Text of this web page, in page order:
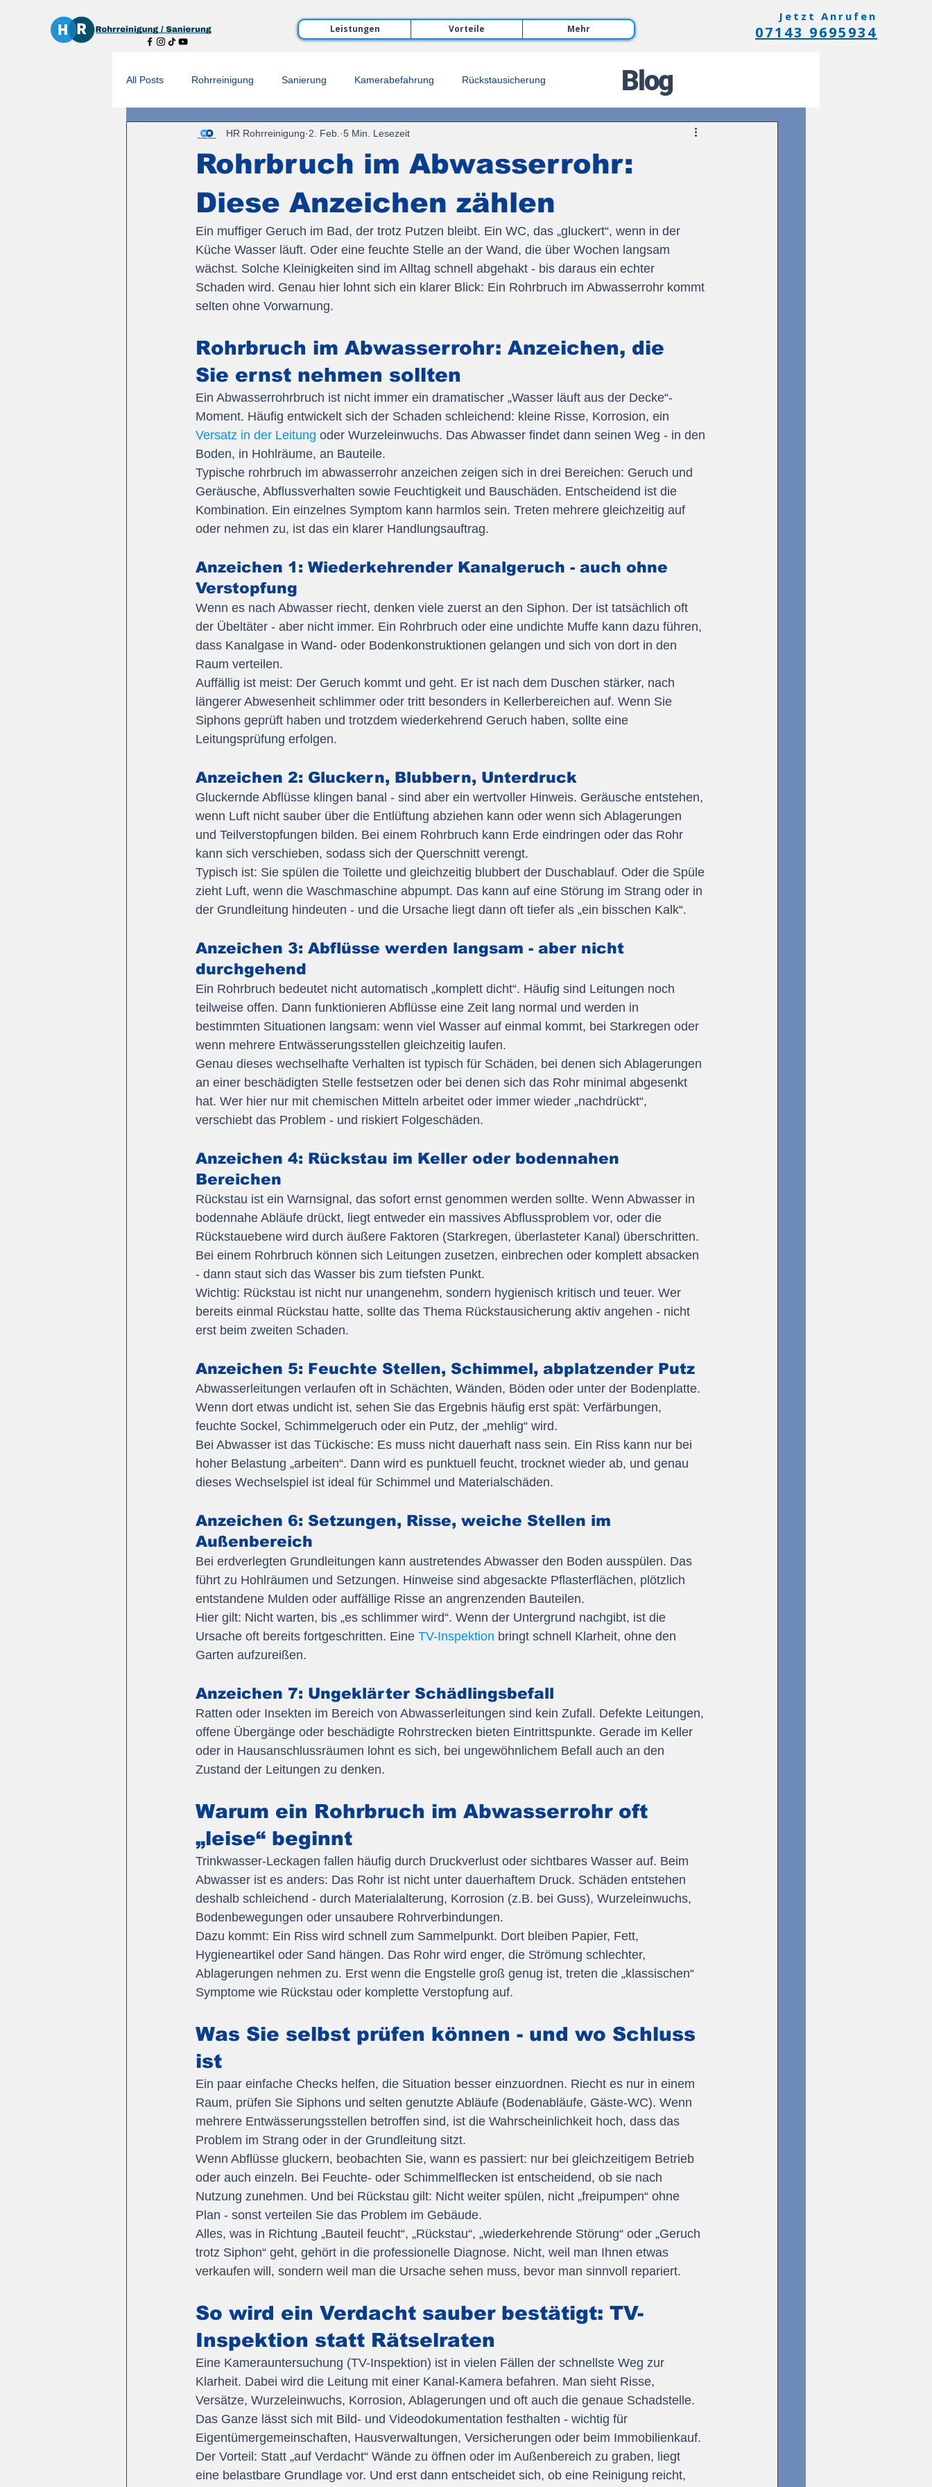
Jetzt Anrufen
07143 9695934
Leistungen Vorteile Mehr
All Posts Rohrreinigung Sanierung Kamerabefahrung Rückstausicherung
Rohrbruch im Abwasserrohr:
Diese Anzeichen zählen
HR Rohrreinigung 2. Feb. 5 Min. Lesezeit
Ein muffiger Geruch im Bad, der trotz Putzen bleibt. Ein WC, das „gluckert“, wenn in der
Küche Wasser läuft. Oder eine feuchte Stelle an der Wand, die über Wochen langsam
wächst. Solche Kleinigkeiten sind im Alltag schnell abgehakt - bis daraus ein echter
Schaden wird. Genau hier lohnt sich ein klarer Blick: Ein Rohrbruch im Abwasserrohr kommt
selten ohne Vorwarnung.
Rohrbruch im Abwasserrohr: Anzeichen, die
Sie ernst nehmen sollten
Ein Abwasserrohrbruch ist nicht immer ein dramatischer „Wasser läuft aus der Decke“-
Moment. Häufig entwickelt sich der Schaden schleichend: kleine Risse, Korrosion, ein
Versatz in der Leitung oder Wurzeleinwuchs. Das Abwasser findet dann seinen Weg - in den
Boden, in Hohlräume, an Bauteile.
Typische rohrbruch im abwasserrohr anzeichen zeigen sich in drei Bereichen: Geruch und
Geräusche, Abflussverhalten sowie Feuchtigkeit und Bauschäden. Entscheidend ist die
Kombination. Ein einzelnes Symptom kann harmlos sein. Treten mehrere gleichzeitig auf
oder nehmen zu, ist das ein klarer Handlungsauftrag.
Anzeichen 1: Wiederkehrender Kanalgeruch - auch ohne
Verstopfung
Wenn es nach Abwasser riecht, denken viele zuerst an den Siphon. Der ist tatsächlich oft
der Übeltäter - aber nicht immer. Ein Rohrbruch oder eine undichte Muffe kann dazu führen,
dass Kanalgase in Wand- oder Bodenkonstruktionen gelangen und sich von dort in den
Raum verteilen.
Auffällig ist meist: Der Geruch kommt und geht. Er ist nach dem Duschen stärker, nach
längerer Abwesenheit schlimmer oder tritt besonders in Kellerbereichen auf. Wenn Sie
Siphons geprüft haben und trotzdem wiederkehrend Geruch haben, sollte eine
Leitungsprüfung erfolgen.
Anzeichen 2: Gluckern, Blubbern, Unterdruck
Gluckernde Abflüsse klingen banal - sind aber ein wertvoller Hinweis. Geräusche entstehen,
wenn Luft nicht sauber über die Entlüftung abziehen kann oder wenn sich Ablagerungen
und Teilverstopfungen bilden. Bei einem Rohrbruch kann Erde eindringen oder das Rohr
kann sich verschieben, sodass sich der Querschnitt verengt.
Typisch ist: Sie spülen die Toilette und gleichzeitig blubbert der Duschablauf. Oder die Spüle
zieht Luft, wenn die Waschmaschine abpumpt. Das kann auf eine Störung im Strang oder in
der Grundleitung hindeuten - und die Ursache liegt dann oft tiefer als „ein bisschen Kalk“.
Anzeichen 3: Abflüsse werden langsam - aber nicht
durchgehend
Ein Rohrbruch bedeutet nicht automatisch „komplett dicht“. Häufig sind Leitungen noch
teilweise offen. Dann funktionieren Abflüsse eine Zeit lang normal und werden in
bestimmten Situationen langsam: wenn viel Wasser auf einmal kommt, bei Starkregen oder
wenn mehrere Entwässerungsstellen gleichzeitig laufen.
Genau dieses wechselhafte Verhalten ist typisch für Schäden, bei denen sich Ablagerungen
an einer beschädigten Stelle festsetzen oder bei denen sich das Rohr minimal abgesenkt
hat. Wer hier nur mit chemischen Mitteln arbeitet oder immer wieder „nachdrückt“,
verschiebt das Problem - und riskiert Folgeschäden.
Anzeichen 4: Rückstau im Keller oder bodennahen
Bereichen
Rückstau ist ein Warnsignal, das sofort ernst genommen werden sollte. Wenn Abwasser in
bodennahe Abläufe drückt, liegt entweder ein massives Abflussproblem vor, oder die
Rückstauebene wird durch äußere Faktoren (Starkregen, überlasteter Kanal) überschritten.
Bei einem Rohrbruch können sich Leitungen zusetzen, einbrechen oder komplett absacken
- dann staut sich das Wasser bis zum tiefsten Punkt.
Wichtig: Rückstau ist nicht nur unangenehm, sondern hygienisch kritisch und teuer. Wer
bereits einmal Rückstau hatte, sollte das Thema Rückstausicherung aktiv angehen - nicht
erst beim zweiten Schaden.
Anzeichen 5: Feuchte Stellen, Schimmel, abplatzender Putz
Abwasserleitungen verlaufen oft in Schächten, Wänden, Böden oder unter der Bodenplatte.
Wenn dort etwas undicht ist, sehen Sie das Ergebnis häufig erst spät: Verfärbungen,
feuchte Sockel, Schimmelgeruch oder ein Putz, der „mehlig“ wird.
Bei Abwasser ist das Tückische: Es muss nicht dauerhaft nass sein. Ein Riss kann nur bei
hoher Belastung „arbeiten“. Dann wird es punktuell feucht, trocknet wieder ab, und genau
dieses Wechselspiel ist ideal für Schimmel und Materialschäden.
Anzeichen 6: Setzungen, Risse, weiche Stellen im
Außenbereich
Bei erdverlegten Grundleitungen kann austretendes Abwasser den Boden ausspülen. Das
führt zu Hohlräumen und Setzungen. Hinweise sind abgesackte Pflasterflächen, plötzlich
entstandene Mulden oder auffällige Risse an angrenzenden Bauteilen.
Hier gilt: Nicht warten, bis „es schlimmer wird“. Wenn der Untergrund nachgibt, ist die
Ursache oft bereits fortgeschritten. Eine TV-Inspektion bringt schnell Klarheit, ohne den
Garten aufzureißen.
Anzeichen 7: Ungeklärter Schädlingsbefall
Ratten oder Insekten im Bereich von Abwasserleitungen sind kein Zufall. Defekte Leitungen,
offene Übergänge oder beschädigte Rohrstrecken bieten Eintrittspunkte. Gerade im Keller
oder in Hausanschlussräumen lohnt es sich, bei ungewöhnlichem Befall auch an den
Zustand der Leitungen zu denken.
Warum ein Rohrbruch im Abwasserrohr oft
„leise“ beginnt
Trinkwasser-Leckagen fallen häufig durch Druckverlust oder sichtbares Wasser auf. Beim
Abwasser ist es anders: Das Rohr ist nicht unter dauerhaftem Druck. Schäden entstehen
deshalb schleichend - durch Materialalterung, Korrosion (z.B. bei Guss), Wurzeleinwuchs,
Bodenbewegungen oder unsaubere Rohrverbindungen.
Dazu kommt: Ein Riss wird schnell zum Sammelpunkt. Dort bleiben Papier, Fett,
Hygieneartikel oder Sand hängen. Das Rohr wird enger, die Strömung schlechter,
Ablagerungen nehmen zu. Erst wenn die Engstelle groß genug ist, treten die „klassischen“
Symptome wie Rückstau oder komplette Verstopfung auf.
Was Sie selbst prüfen können - und wo Schluss
ist
Ein paar einfache Checks helfen, die Situation besser einzuordnen. Riecht es nur in einem
Raum, prüfen Sie Siphons und selten genutzte Abläufe (Bodenabläufe, Gäste-WC). Wenn
mehrere Entwässerungsstellen betroffen sind, ist die Wahrscheinlichkeit hoch, dass das
Problem im Strang oder in der Grundleitung sitzt.
Wenn Abflüsse gluckern, beobachten Sie, wann es passiert: nur bei gleichzeitigem Betrieb
oder auch einzeln. Bei Feuchte- oder Schimmelflecken ist entscheidend, ob sie nach
Nutzung zunehmen. Und bei Rückstau gilt: Nicht weiter spülen, nicht „freipumpen“ ohne
Plan - sonst verteilen Sie das Problem im Gebäude.
Alles, was in Richtung „Bauteil feucht“, „Rückstau“, „wiederkehrende Störung“ oder „Geruch
trotz Siphon“ geht, gehört in die professionelle Diagnose. Nicht, weil man Ihnen etwas
verkaufen will, sondern weil man die Ursache sehen muss, bevor man sinnvoll repariert.
So wird ein Verdacht sauber bestätigt: TV-
Inspektion statt Rätselraten
Eine Kamerauntersuchung (TV-Inspektion) ist in vielen Fällen der schnellste Weg zur
Klarheit. Dabei wird die Leitung mit einer Kanal-Kamera befahren. Man sieht Risse,
Versätze, Wurzeleinwuchs, Korrosion, Ablagerungen und oft auch die genaue Schadstelle.
Das Ganze lässt sich mit Bild- und Videodokumentation festhalten - wichtig für
Eigentümergemeinschaften, Hausverwaltungen, Versicherungen oder beim Immobilienkauf.
Der Vorteil: Statt „auf Verdacht“ Wände zu öffnen oder im Außenbereich zu graben, liegt
eine belastbare Grundlage vor. Und erst dann entscheidet sich, ob eine Reinigung reicht,
Blog